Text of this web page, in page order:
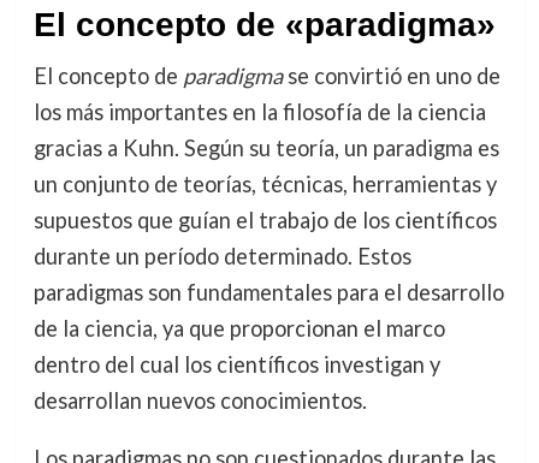
El concepto de «paradigma»
El concepto de paradigmase convirtió en uno de
los más importantes en la filosofía de la ciencia
gracias a Kuhn. Según su teoría, un paradigma es
un conjunto de teorías, técnicas, herramientas y
supuestos que guían el trabajo de los científicos
durante un período determinado. Estos
paradigmas son fundamentales para el desarrollo
de la ciencia, ya que proporcionan el marco
dentro del cual los científicos investigan y
desarrollan nuevos conocimientos.